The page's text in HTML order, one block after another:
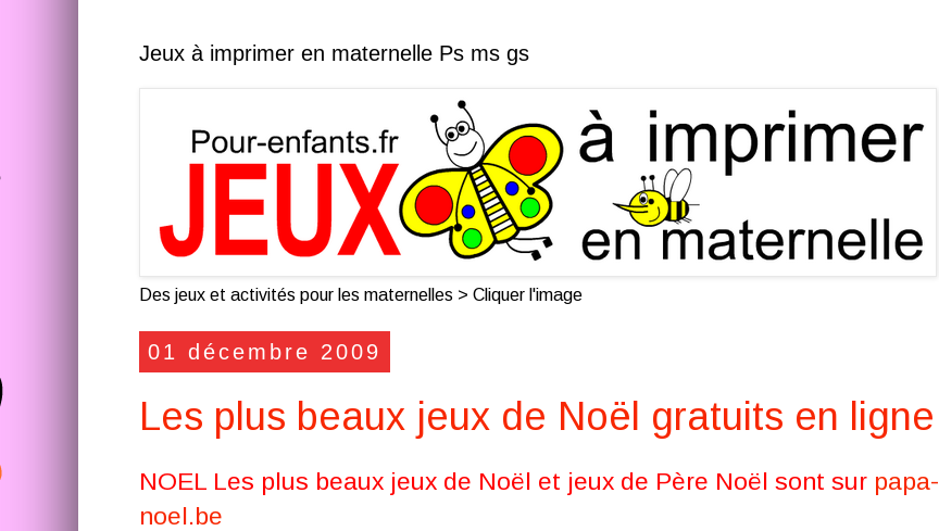
Jeux à imprimer en maternelle Ps ms gs
Des jeux et activités pour les maternelles > Cliquer l'image
01 décembre 2009
Les plus beaux jeux de Noël gratuits en ligne
NOEL Les plus beaux jeux de Noël et jeux de Père Noël sont sur papa-
noel.be